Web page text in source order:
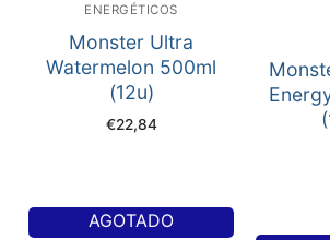
ENERGÉTICOS
Monster Ultra
Watermelon 500ml
(12u)
€22,84
AGOTADO